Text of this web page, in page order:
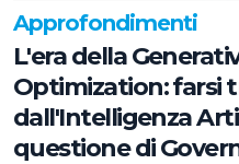
Approfondimenti
L'era della
Optimization: farsi
dall'Intelligenza
questione di